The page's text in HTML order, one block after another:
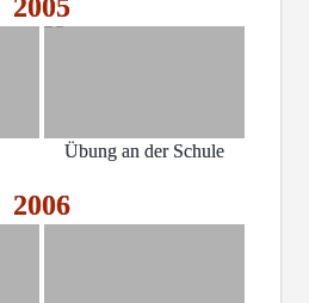
2005
Übung an der Schule
2006